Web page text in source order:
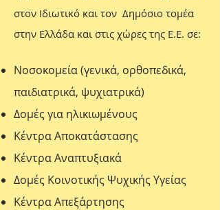
στον Ιδιωτικό και τον Δημόσιο τομέα
στην Ελλάδα και στις χώρες της Ε.Ε. σε:
Νοσοκομεία (γενικά, ορθοπεδικά,
παιδιατρικά, ψυχιατρικά)
Δομές για ηλικιωμένους
Κέντρα Αποκατάστασης
Κέντρα Αναπτυξιακά
Δομές Κοινοτικής Ψυχικής Υγείας
Κέντρα Απεξάρτησης